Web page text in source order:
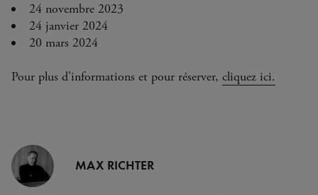
24 novembre 2023
24 janvier 2024
20 mars 2024
Pour plus d'informations et pour réserver, cliquez ici.
MAX RICHTER
MAX RICHTER